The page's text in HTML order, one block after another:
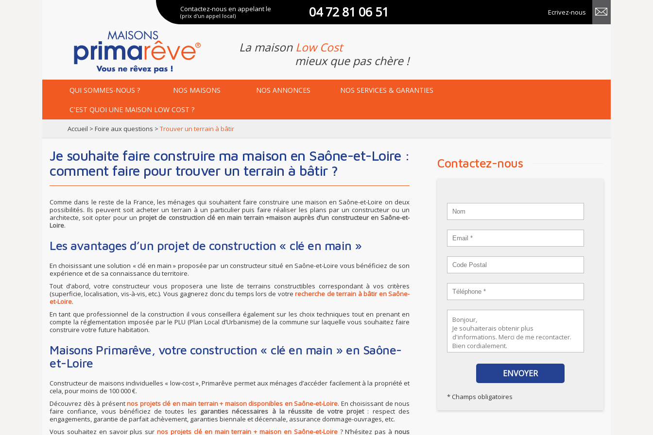
Contactez-nous en appelant le
(prix d'un appel local) 04 72 81 06 51 Ecrivez-nous
La maison Low Cost
mieux que pas chère !
QUI SOMMES-NOUS ? NOS MAISONS NOS ANNONCES NOSSERVICES & GARANTIES
C'EST QUOI UNE MAISON LOW COST ?
accueil > foire aux questions > trouver un terrain à bâtir
Je souhaite faire construire ma maison en Saône-et-Loire :
comment faire pour trouver un terrain à bâtir ?
Comme dans le reste de la France, les ménages qui souhaitent faire construire une maison en Saône-et-Loire on deux
possibilités. Ils peuvent soit acheter un terrain à un particulier puis faire réaliser les plans par un constructeur ou un
architecte, soit opter pour un projet de construction clé en main terrain +maison auprès d’un constructeur en Saône-et-
Loire.
Les avantages d’un projet de construction « clé en main »
En choisissant une solution « clé en main » proposée par un constructeur situé en Saône-et-Loire vous bénéficiez de son
expérience et de sa connaissance du territoire.
Tout d’abord, votre constructeur vous proposera une liste de terrains constructibles correspondant à vos critères
(superficie, localisation, vis-à-vis, etc.). Vous gagnerez donc du temps lors de votrerecherche de terrain à bâtir en Saône-
et-Loire.
En tant que professionnel de la construction il vous conseillera également sur les choix techniques tout en prenant en
compte la réglementation imposée par le PLU (Plan Local d’Urbanisme) de la commune sur laquelle vous souhaitez faire
construire votre future habitation.
Maisons Primarêve, votre construction « clé en main » en Saône-
et-Loire
Constructeur de maisons individuelles « low-cost », Primarêve permet aux ménages d’accéder facilement à la propriété et
cela, pour moins de 100 000 €.
Découvrez dès à présentnos projets clé en main terrain + maison disponibles en Saône-et-Loire. En choisissant de nous
faire confiance, vous bénéficiez de toutes les garanties nécessaires à la réussite de votre projet: respect des
engagements, garantie de parfait achèvement, garanties biennale et décennale, assurance dommage-ouvrages, etc.
Vous souhaitez en savoir plus surnos projets clé en main terrain + maison en Saône-et-Loire? N’hésitez pas à nous
Contactez-nous
* Champs obligatoires